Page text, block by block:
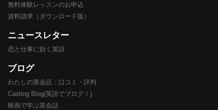
無料体験レッスンのお申込
資料請求（ダウンロード版）
ニュースレター
恋と仕事に効く英語
ブログ
わたしの英会話：口コミ・評判
Casting Blog(英語でブログ！)
映画で学ぶ英会話